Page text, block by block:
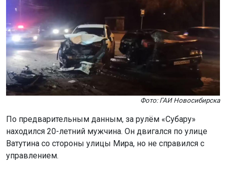
Фото: ГАИ Новосибирска
По предварительным данным, за рулём «Субару»
находился 20-летний мужчина. Он двигался по улице
Ватутина со стороны улицы Мира, но не справился с
управлением.